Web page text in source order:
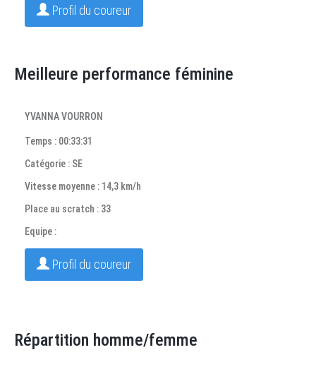
Profil du coureur
Meilleure performance féminine
YVANNA VOURRON
Temps : 00:33:31
Catégorie : SE
Vitesse moyenne : 14,3 km/h
Place au scratch : 33
Equipe :
Profil du coureur
Répartition homme/femme